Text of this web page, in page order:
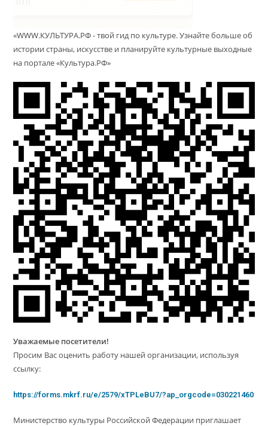
«WWW.КУЛЬТУРА.РФ - твой гид по культуре. Узнайте больше об
истории страны, искусстве и планируйте культурные выходные
на портале «Культура.РФ»
Уважаемые посетители!
Просим Вас оценить работу нашей организации, используя
ссылку:
https://forms.mkrf.ru/e/2579/xTPLeBU7/?ap_orgcode=030221460
Министерство культуры Российской Федерации приглашает